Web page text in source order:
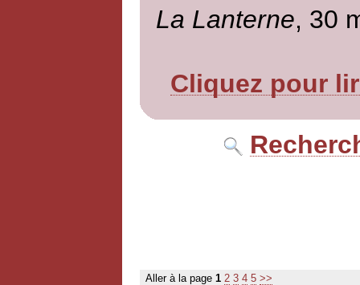
La Lanterne, 30
Cliquez pour
Aller à la page 1 2 3 4 5 >>